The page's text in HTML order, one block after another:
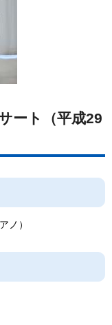
ート（平成29
ノ）